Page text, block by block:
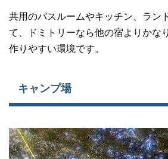
共用のバスルームやキッチン、ラン
て、ドミトリーなら他の宿よりかな
作りやすい環境です。
キャンプ場